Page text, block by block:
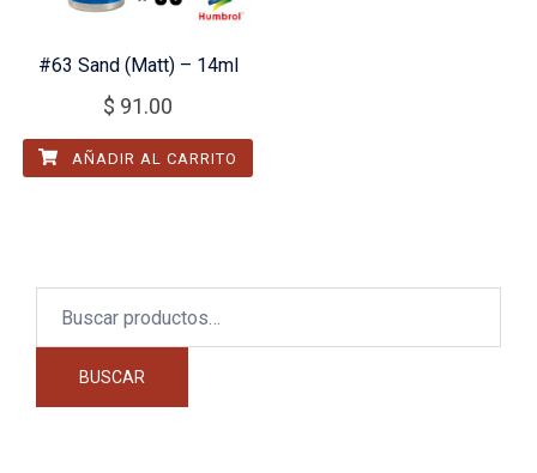
#63 Sand (Matt) – 14ml
$ 91.00
AÑADIR AL CARRITO
BUSCAR